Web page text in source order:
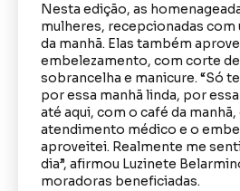
Nesta edição, as
mulheres, recepcionadas com
da manhã. Elas também
embelezamento, com corte
sobrancelha e manicure. “Só
por essa manhã linda, por
até aqui, com o café da
atendimento médico e o
aproveitei. Realmente me
dia”, afirmou Luzinete
moradoras beneficiadas.